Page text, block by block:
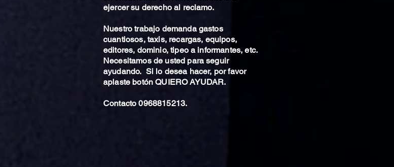
ejercer su derecho al reclamo.
Nuestro trabajo demanda gastos
cuantiosos, taxis, recargas, equipos,
editores, dominio, tipeo a informantes, etc.
Necesitamos de usted para seguir
ayudando. Si lo desea hacer, por favor
aplaste botón QUIERO AYUDAR.
Contacto 0968815213.